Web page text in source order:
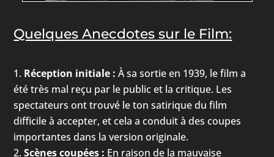
Quelques Anecdotes sur le Film:
Réception initiale : À sa sortie en 1939, le film a
été très mal reçu par le public et la critique. Les
spectateurs ont trouvé le ton satirique du film
difficile à accepter, et cela a conduit à des coupes
importantes dans la version originale.
Scènes coupées : En raison de la mauvaise